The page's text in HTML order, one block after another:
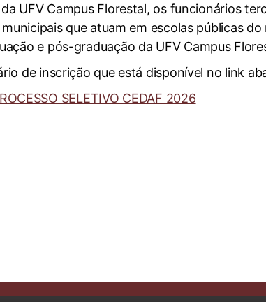
UFV Campus Florestal, os funcionários
que atuam em escolas públicas
e pós-graduação da UFV Campus
de inscrição que está disponível no link
SELETIVO CEDAF 2026